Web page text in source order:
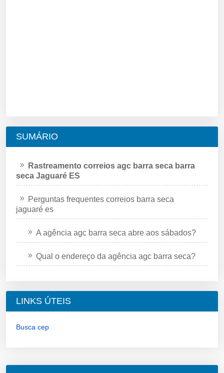
SUMÁRIO
Rastreamento correios agc barra seca barra
seca Jaguaré ES
Perguntas frequentes correios barra seca
jaguaré es
A agência agc barra seca abre aos sábados?
Qual o endereço da agência agc barra seca?
LINKS ÚTEIS
Busca cep